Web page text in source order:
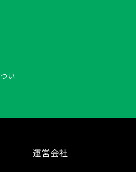
い
運営会社